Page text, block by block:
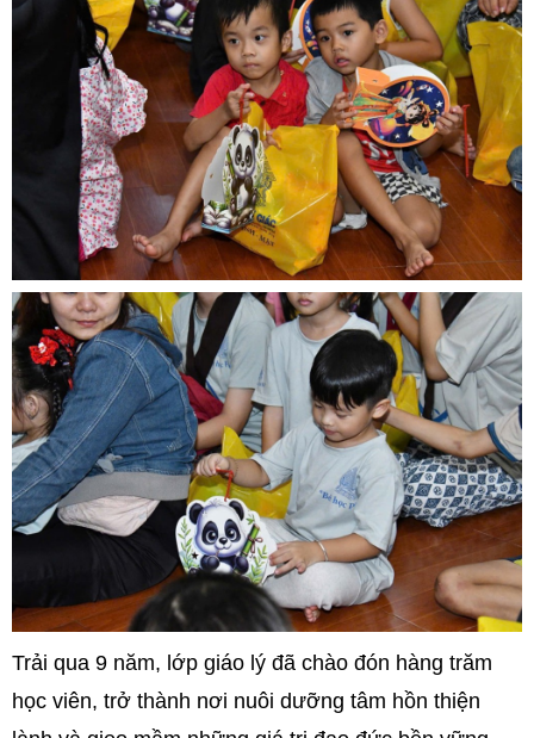
Trải qua 9 năm, lớp giáo lý đã chào đón hàng trăm
học viên, trở thành nơi nuôi dưỡng tâm hồn thiện